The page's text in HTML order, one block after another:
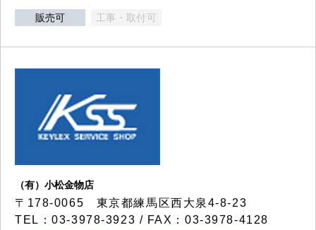
販売可 工事・取付可
（有）小松金物店
〒178-0065 東京都練馬区西大泉4-8-23
TEL：03-3978-3923 / FAX：03-3978-4128